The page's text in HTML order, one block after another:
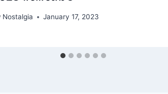
Nostalgia January 17, 2023